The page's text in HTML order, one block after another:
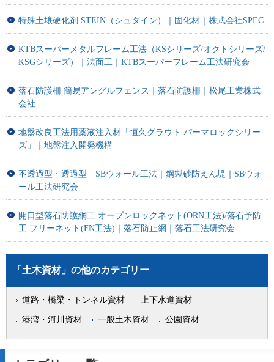
特殊土壌硬化剤 STEIN（シュタイン）｜固化材｜株式会社SPEC
KTBスーパーメタルフレーム工法（KSシリーズ/オクトシリーズ/
KSGシリーズ）｜法面工｜KTBスーパーフレーム工法研究会
落石防護柵 簡易アングルフェンス｜落石防護柵｜松尾工業株式
会社
地盤改良工法用薬液注入材「恒久グラウト パーマロックシリー
ズ」｜地盤注入開発機構
不透過型・透過型 SBウォール工法｜鋼製砂防えん堤｜SBウォ
ール工法研究会
開口型落石防護網工 オープンロックネット(ORN工法)/落石予防
工 フリーネット(FN工法)｜落石防止網｜落石工法研究会
「土木資材」の他のカテゴリー
道路・橋梁・トンネル資材 上下水道資材
港湾・河川資材 一般土木資材 公園資材